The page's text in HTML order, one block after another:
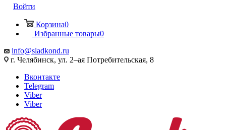
Войти
Корзина0
Избранные товары0
info@sladkond.ru
г. Челябинск, ул. 2–ая Потребительская, 8
Вконтакте
Telegram
Viber
Viber